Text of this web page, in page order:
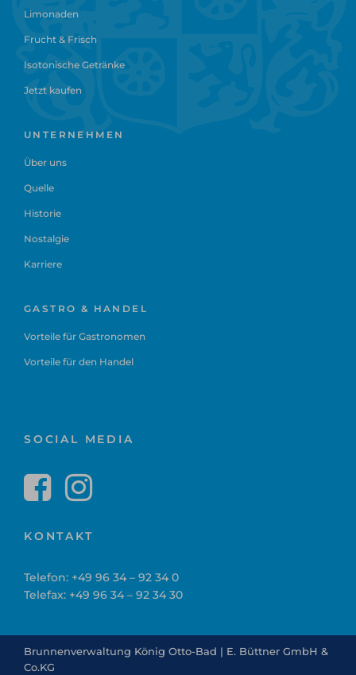
Limonaden
Frucht & Frisch
Isotonische Getränke
Jetzt kaufen
UNTERNEHMEN
Über uns
Quelle
Historie
Nostalgie
Karriere
GASTRO & HANDEL
Vorteile für Gastronomen
Vorteile für den Handel
SOCIAL MEDIA
KONTAKT
Telefon: +49 96 34 – 92 34 0
Telefax: +49 96 34 – 92 34 30
Brunnenverwaltung König Otto-Bad | E. Büttner GmbH &
Co.KG